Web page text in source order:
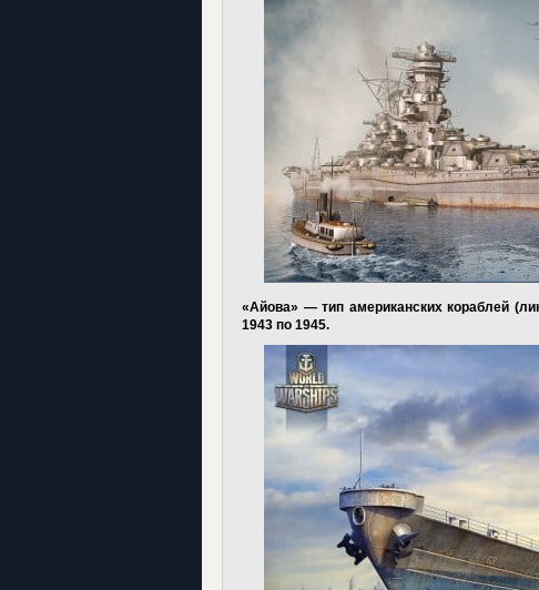
«Айова» — тип американских кораблей
1943 по 1945.